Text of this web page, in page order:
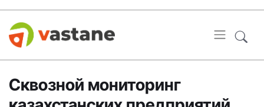
Сквозной мониторинг